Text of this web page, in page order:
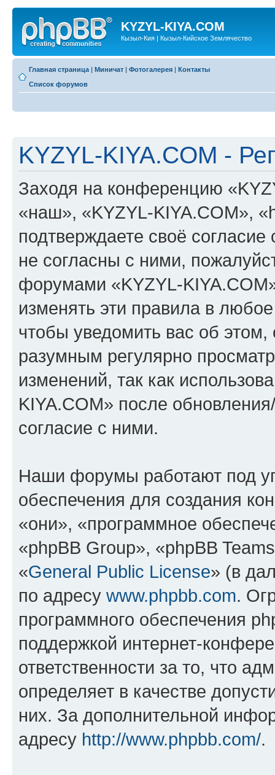
KYZYL-KIYA.COM
Кызыл-Кия | Кызыл-Кийское Землячество
Главная страница | Миничат | Фотогалерея | Контакты
Список форумов
KYZYL-KIYA.COM -
Заходя на конференцию
«наш», «KYZYL-KIYA.COM»,
подтверждаете своё
не согласны с ними,
форумами «KYZYL-
изменять эти правила в
чтобы уведомить вас об
разумным регулярно
изменений, так как
KIYA.COM» после
согласие с ними.
Наши форумы работают под
обеспечения для создания
«они», «программное
«phpBB Group», «phpBB
«General Public License» (в
по адресу www.phpbb.com.
программного обеспечения
поддержкой интернет-
ответственности за то, что
определяет в качестве
них. За дополнительной
адресу http://www.phpbb.com/.